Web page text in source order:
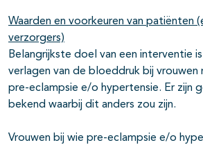
Waarden en voorkeuren van patiënten
verzorgers)
Belangrijkste doel van een interventie
verlagen van de bloeddruk bij
pre-eclampsie e/o hypertensie. Er zijn
bekend waarbij dit anders zou zijn.
Vrouwen bij wie pre-eclampsie e/o